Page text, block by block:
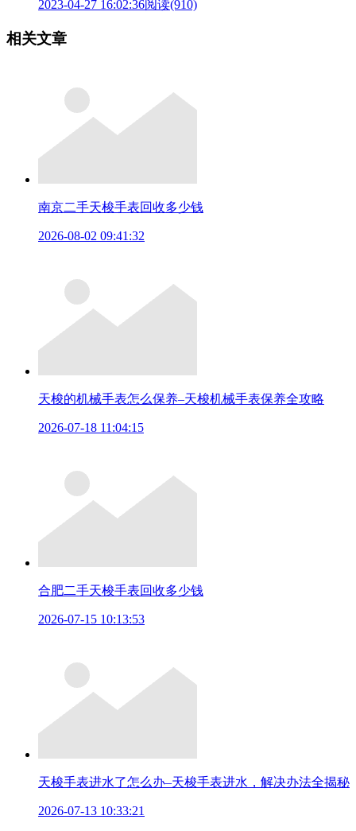
2023-04-27 16:02:36阅读(910)
相关文章
南京二手天梭手表回收多少钱
2026-08-02 09:41:32
天梭的机械手表怎么保养–天梭机械手表保养全攻略
2026-07-18 11:04:15
合肥二手天梭手表回收多少钱
2026-07-15 10:13:53
天梭手表进水了怎么办–天梭手表进水，解决办法全揭秘
2026-07-13 10:33:21